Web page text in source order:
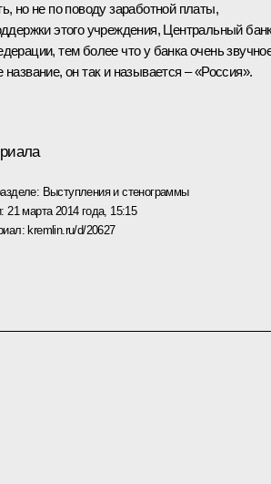
но не по поводу заработной платы,
этого учреждения, Центральный
тем более что у банка очень
он так и называется – «Россия».
Выступления и стенограммы
21 марта 2014 года, 15:15
kremlin.ru/d/20627